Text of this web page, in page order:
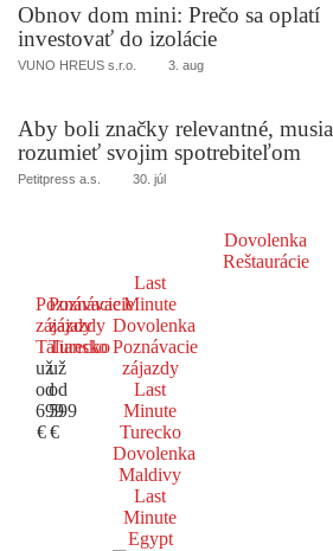
Obnov dom mini: Prečo sa oplatí
investovať do izolácie
VUNO HREUS s.r.o. 3. aug
Aby boli značky relevantné, musia
rozumieť svojim spotrebiteľom
Petitpress a.s. 30. júl
Dovolenka
Reštaurácie
Poznávacie
zájazdy
Taliansko
už
od
699
€
Poznávacie
zájazdy
Turecko
už
od
599
€
Last
Minute
Dovolenka
Poznávacie
zájazdy
Last
Minute
Turecko
Dovolenka
Maldivy
Last
Minute
Egypt